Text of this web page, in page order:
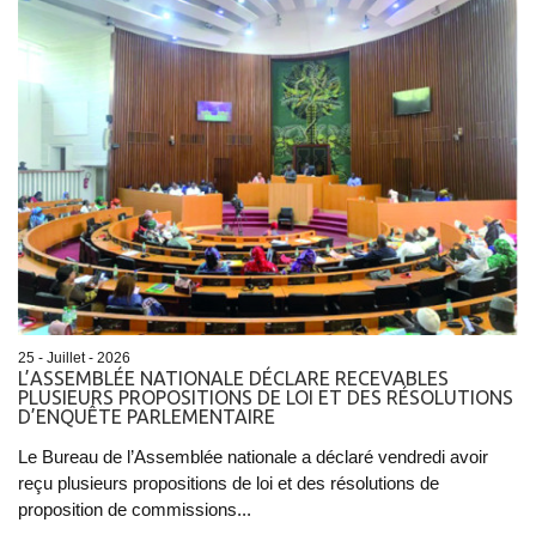
25 - Juillet - 2026
L’ASSEMBLÉE NATIONALE DÉCLARE RECEVABLES
PLUSIEURS PROPOSITIONS DE LOI ET DES RÉSOLUTIONS
D’ENQUÊTE PARLEMENTAIRE
Le Bureau de l’Assemblée nationale a déclaré vendredi avoir
reçu plusieurs propositions de loi et des résolutions de
proposition de commissions...